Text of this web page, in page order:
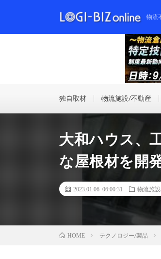
物流
独自取材 物流施設/不動産
大和ハウス、
な屋根材を開
2023.01.06 06:00:31 物流施
HOME テクノロジー/製品